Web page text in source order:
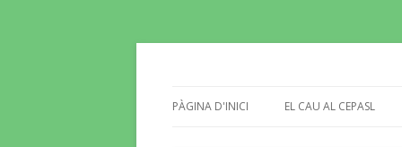
PÀGINA D'INICI EL CAU AL CEPASL